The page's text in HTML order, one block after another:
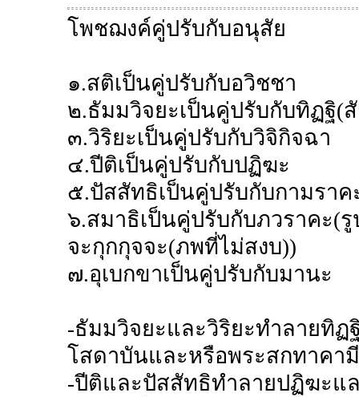
โพชฌงค์คู่ปรับกับอนุสัย
๑.สติเป็นคู่ปรับกับอวิชชา
๒.ธัมมวิจยะเป็นคู่ปรับกับทิฏฐิ(
๓.วิริยะเป็นคู่ปรับกับวิจิกิจฉา
๔.ปีติเป็นคู่ปรับกับปฏิฆะ
๕.ปัสสัทธิเป็นคู่ปรับกับกามราค
๖.สมาธิเป็นคู่ปรับกับภวราคะ(
จะกุกกุจจะ(ภพที่ไม่สงบ))
๗.อุเบกขาเป็นคู่ปรับกับมานะ
-ธัมมวิจยะและวิริยะทำลายทิฏ
โสดาบันและหรือพระสกทาคามี
-ปีติและปัสสัทธิทำลายปฏิฆะแ